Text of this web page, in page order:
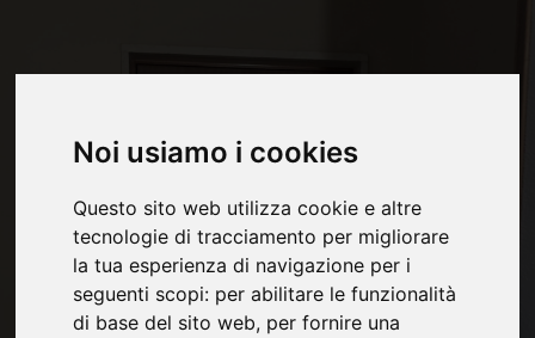
Noi usiamo i cookies
Questo sito web utilizza cookie e altre
tecnologie di tracciamento per migliorare
la tua esperienza di navigazione per i
seguenti scopi: per abilitare le funzionalità
di base del sito web, per fornire una
VENDUTO